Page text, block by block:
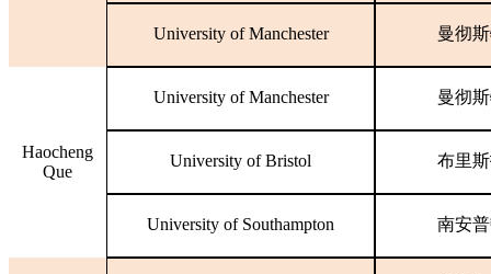
University of Manchester 曼彻
Haocheng
Que
University of Manchester 曼彻
University of Bristol 布里
University of Southampton 南安